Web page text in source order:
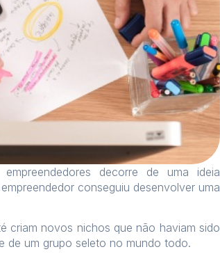
decorre de uma ideia
conseguiu desenvolver uma
criam novos nichos que não haviam sido
de um grupo seleto no mundo todo.